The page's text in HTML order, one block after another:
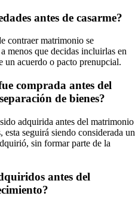
antes de casarme?
contraer matrimonio se
menos que decidas incluirlas en
un acuerdo o pacto prenupcial.
comprada antes del
de bienes?
adquirida antes del matrimonio
esta seguirá siendo considerada un
sin formar parte de la
antes del